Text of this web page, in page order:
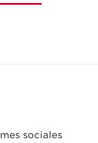
sociales